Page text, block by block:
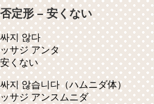
否定形 – 安くない
싸지 않다
ッサジ アンタ
安くない
싸지 않습니다（ハムニダ体）
ッサジ アンスムニダ